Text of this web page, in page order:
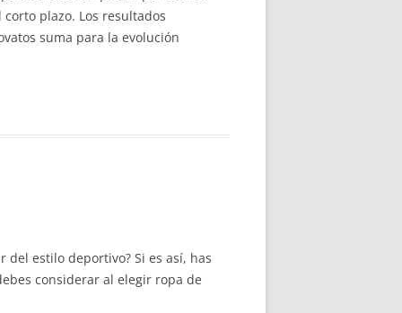
plazo. Los resultados
suma para la evolución
estilo deportivo? Si es así, has
considerar al elegir ropa de